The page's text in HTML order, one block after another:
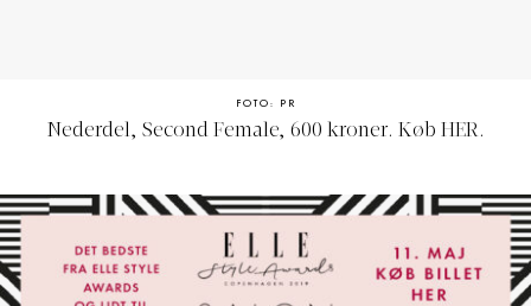
FOTO: PR
Nederdel, Second Female, 600 kroner. Køb HER.